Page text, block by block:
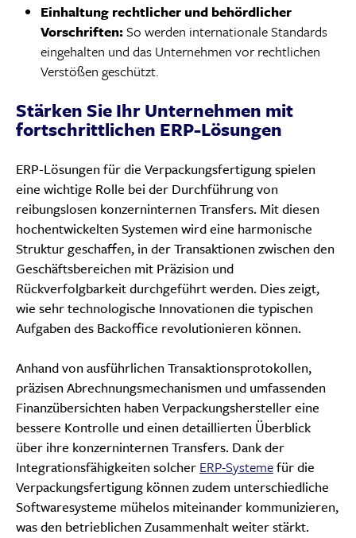
Einhaltung rechtlicher und behördlicher
Vorschriften:So werden internationale Standards
eingehalten und das Unternehmen vor rechtlichen
Verstößen geschützt.
Stärken Sie Ihr Unternehmen mit
fortschrittlichen ERP-Lösungen
ERP-Lösungen für die Verpackungsfertigung spielen
eine wichtige Rolle bei der Durchführung von
reibungslosen konzerninternen Transfers. Mit diesen
hochentwickelten Systemen wird eine harmonische
Struktur geschaffen, in der Transaktionen zwischen den
Geschäftsbereichen mit Präzision und
Rückverfolgbarkeit durchgeführt werden. Dies zeigt,
wie sehr technologische Innovationen die typischen
Aufgaben des Backoffice revolutionieren können.
Anhand von ausführlichen Transaktionsprotokollen,
präzisen Abrechnungsmechanismen und umfassenden
Finanzübersichten haben Verpackungshersteller eine
bessere Kontrolle und einen detaillierten Überblick
über ihre konzerninternen Transfers. Dank der
Integrationsfähigkeiten solcher ERP-Systemefür die
Verpackungsfertigung können zudem unterschiedliche
Softwaresysteme mühelos miteinander kommunizieren,
was den betrieblichen Zusammenhalt weiter stärkt.